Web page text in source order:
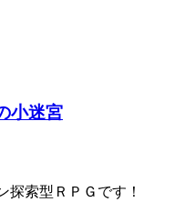
小迷宮
探索型ＲＰＧです！